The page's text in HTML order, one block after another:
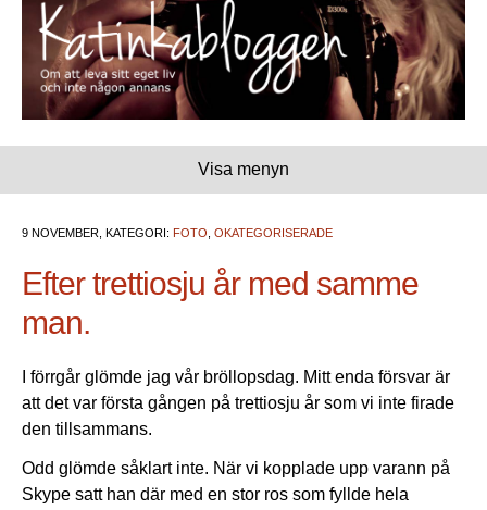
Visa menyn
9 NOVEMBER, KATEGORI: FOTO OKATEGORISERADE
Efter trettiosju år med samme
man.
I förrgår glömde jag vår bröllopsdag. Mitt enda försvar är
att det var första gången på trettiosju år som vi inte firade
den tillsammans.
Odd glömde såklart inte. När vi kopplade upp varann på
Skype satt han där med en stor ros som fyllde hela